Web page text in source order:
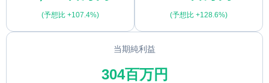
(予想比 +107.4%) (予想比 +128.6%)
当期純利益
304百万円